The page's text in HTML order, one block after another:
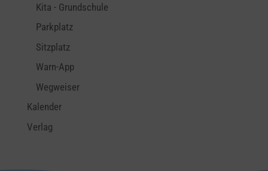
Kita - Grundschule
Parkplatz
Sitzplatz
Warn-App
Wegweiser
Kalender
Verlag